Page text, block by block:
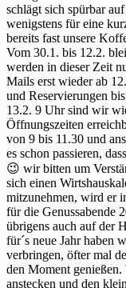
schlägt sich spürbar
wenigstens für eine
bereits fast unsere
Vom 30.1. bis 12.2.
werden in dieser Zeit
Mails erst wieder ab
und Reservierungen
13.2. 9 Uhr sind wir
Öffnungszeiten
von 9 bis 11.30 und
es schon passieren,
😉 wir bitten um
sich einen
mitzunehmen, wird er
für die Genussabende
übrigens auch auf der
für´s neue Jahr haben
verbringen, öfter mal
den Moment
anstecken und den